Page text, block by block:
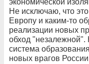
Не исключаю, что
Европу и каким-то
реализации новых
обход "незалежной".
система
новых врагов